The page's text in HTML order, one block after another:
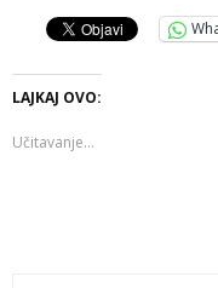
LAJKAJ OVO:
Učitavanje...